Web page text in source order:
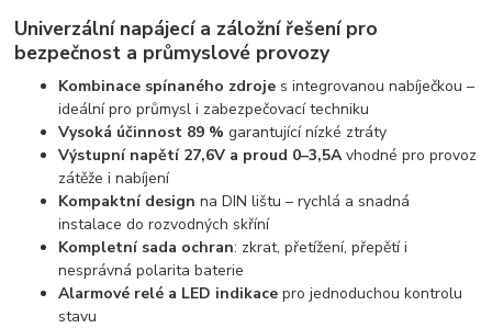
Univerzální napájecí a záložní řešení pro
bezpečnost a průmyslové provozy
Kombinace spínaného zdroje s integrovanou nabíječkou –
ideální pro průmysl i zabezpečovací techniku
Vysoká účinnost 89 % garantující nízké ztráty
Výstupní napětí 27,6V a proud 0–3,5Avhodné pro provoz
zátěže i nabíjení
Kompaktní design na DIN lištu – rychlá a snadná
instalace do rozvodných skříní
Kompletní sada ochran: zkrat, přetížení, přepětí i
nesprávná polarita baterie
Alarmové relé a LED indikace pro jednoduchou kontrolu
stavu